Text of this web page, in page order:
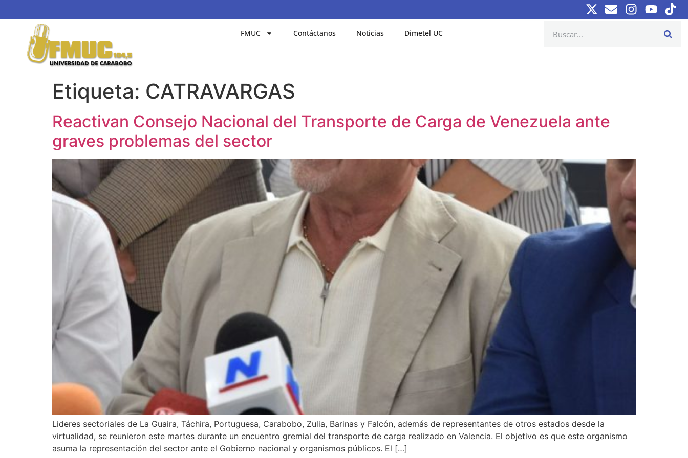
FMUC Contáctanos Noticias Dimetel UC
Etiqueta: CATRAVARGAS
Reactivan Consejo Nacional del Transporte de Carga de Venezuela ante
graves problemas del sector
Lideres sectoriales de La Guaira, Táchira, Portuguesa, Carabobo, Zulia, Barinas y Falcón, además de representantes de otros estados desde la
virtualidad, se reunieron este martes durante un encuentro gremial del transporte de carga realizado en Valencia. El objetivo es que este organismo
asuma la representación del sector ante el Gobierno nacional y organismos públicos. El […]